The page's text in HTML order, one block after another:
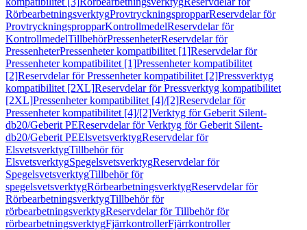
RörbearbetningsverktygProvtryckningspropparReservdelar för
ProvtryckningspropparKontrollmedelReservdelar för
KontrollmedelTillbehörPressenheterReservdelar för
PressenheterPressenheter kompatibilitet [1]Reservdelar för
Pressenheter kompatibilitet [1]Pressenheter kompatibilitet
[2]Reservdelar för Pressenheter kompatibilitet [2]Pressverktyg
kompatibilitet [2XL]Reservdelar för Pressverktyg kompatibilitet
[2XL]Pressenheter kompatibilitet [4]/[2]Reservdelar för
Pressenheter kompatibilitet [4]/[2]Verktyg för Geberit Silent-
db20/Geberit PEReservdelar för Verktyg för Geberit Silent-
db20/Geberit PEElsvetsverktygReservdelar för
ElsvetsverktygTillbehör för
ElsvetsverktygSpegelsvetsverktygReservdelar för
SpegelsvetsverktygTillbehör för
spegelsvetsverktygRörbearbetningsverktygReservdelar för
RörbearbetningsverktygTillbehör för
rörbearbetningsverktygReservdelar för Tillbehör för
rörbearbetningsverktygFjärrkontrollerFjärrkontroller